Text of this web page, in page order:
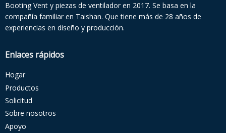
Booting Vent y piezas de ventilador en 2017. Se basa en la
compañía familiar en Taishan. Que tiene más de 28 años de
experiencias en diseño y producción.
Enlaces rápidos
Hogar
Productos
Solicitud
Sobre nosotros
Apoyo